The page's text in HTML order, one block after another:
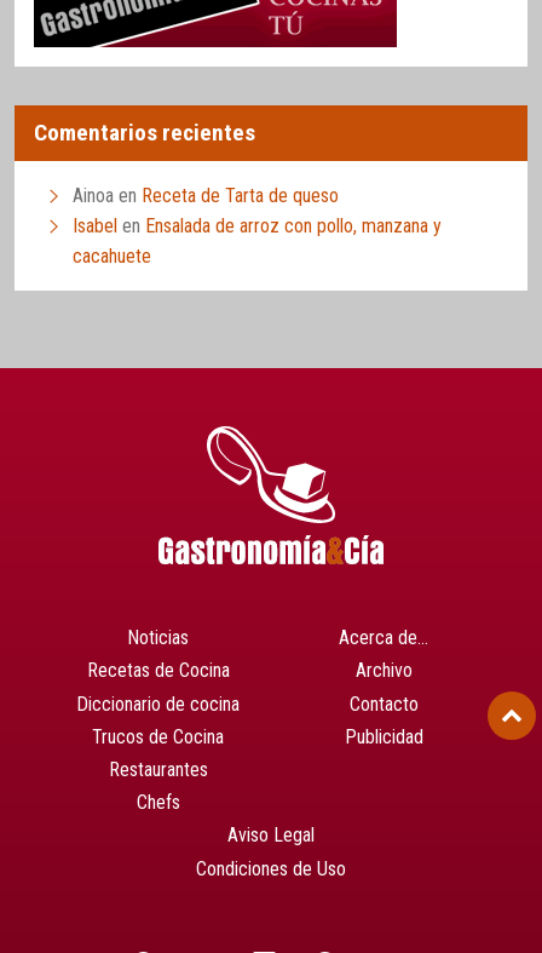
Comentarios recientes
Ainoa en Receta de Tarta de queso
Isabel en Ensalada de arroz con pollo, manzana y
cacahuete
Noticias
Recetas de Cocina
Diccionario de cocina
Trucos de Cocina
Restaurantes
Chefs
Acerca de…
Archivo
Contacto
Publicidad
Aviso Legal
Condiciones de Uso